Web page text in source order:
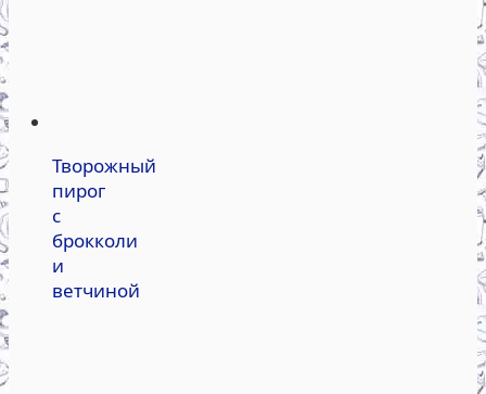
Творожный
пирог
с
брокколи
и
ветчиной